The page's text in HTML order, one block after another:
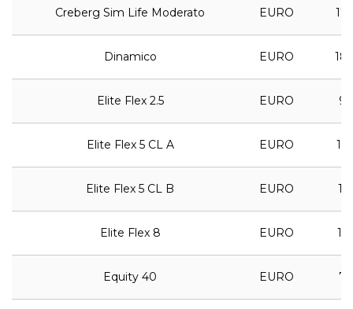
Creberg Sim Life Moderato EURO
Dinamico EURO
Elite Flex 2.5 EURO
Elite Flex 5 CL A EURO
Elite Flex 5 CL B EURO
Elite Flex 8 EURO
Equity 40 EURO